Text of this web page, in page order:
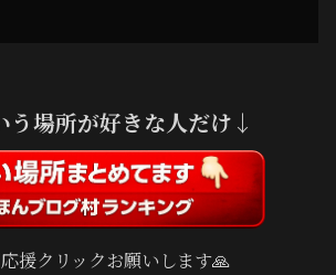
う場所が好きな人だけ↓
援クリックお願いします🙏